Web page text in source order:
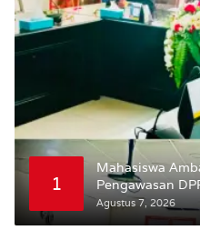
1
Mahasiswa
Pengawasan
Bursel
Jalan
Agustus 7, 2026